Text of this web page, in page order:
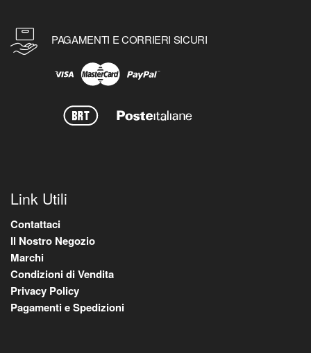
PAGAMENTI E CORRIERI SICURI
Link Utili
Contattaci
Il Nostro Negozio
Marchi
Condizioni di Vendita
Privacy Policy
Pagamenti e Spedizioni